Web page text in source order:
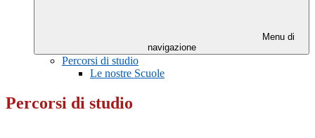
Menu di
navigazione
Percorsi di studio
Le nostre Scuole
Percorsi di studio